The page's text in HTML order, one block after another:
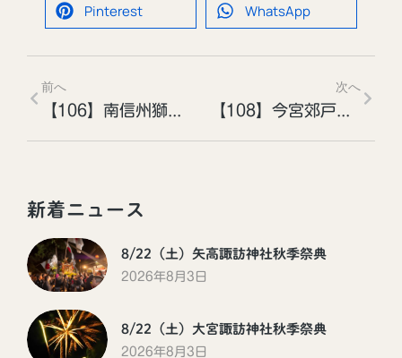
Pinterest WhatsApp
前へ 次へ
新着ニュース
8/22（土）矢高諏訪神社秋季祭典
2026年8月3日
8/22（土）大宮諏訪神社秋季祭典
2026年8月3日